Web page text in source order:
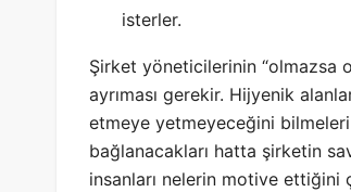
isterler.
Şirket yöneticilerinin “olmazsa
ayrıması gerekir. Hijyenik
etmeye yetmeyeceğini bilmeleri
bağlanacakları hatta şirketin
insanları nelerin motive ettiğini